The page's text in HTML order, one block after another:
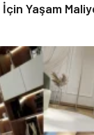
Yaşam